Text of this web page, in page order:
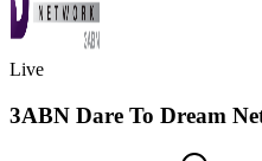
Live
3ABN Dare To Dream